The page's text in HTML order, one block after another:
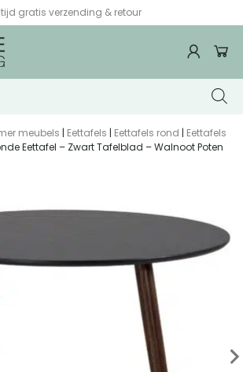
gratis verzending & retour
meubels | Eettafels | Eettafels rond | Eettafels
Eettafel – Zwart Tafelblad – Walnoot Poten